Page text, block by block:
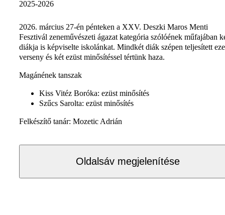
2025-2026
2026. március 27-én pénteken a XXV. Deszki Maros Menti
Fesztivál zeneművészeti ágazat kategória szólóének műfajában
diákja is képviselte iskolánkat. Mindkét diák szépen teljesített
verseny és két ezüst minősítéssel tértünk haza.
Magánének tanszak
Kiss Vitéz Boróka: ezüst minősítés
Szűcs Sarolta: ezüst minősítés
Felkészítő tanár: Mozetic Adrián
Oldalsáv megjelenítése